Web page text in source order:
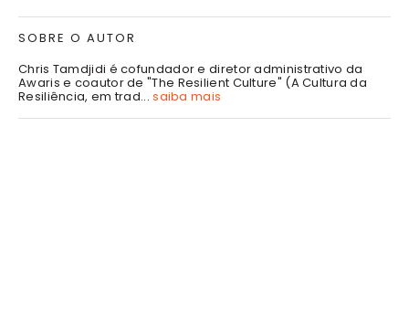
SOBRE O AUTOR
Chris Tamdjidi é cofundador e diretor administrativo da
Awaris e coautor de "The Resilient Culture" (A Cultura da
Resiliência, em trad...saiba mais